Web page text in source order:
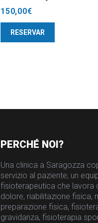
150,00€
RESERVAR
PERCHÉ NOI?
Una clinica a Saragozza
servizio al paziente; un
fisioterapeutica che lavora
dolore, riabilitazione fisica,
preparazione fisica,
gravidanza, fisioterapia